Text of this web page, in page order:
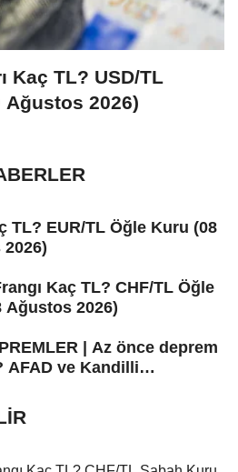
Kaç TL? USD/TL
Ağustos 2026)
TL? EUR/TL Öğle Kuru (08
Kaç TL? CHF/TL Öğle
Ağustos 2026)
| Az önce deprem
AFAD ve Kandilli